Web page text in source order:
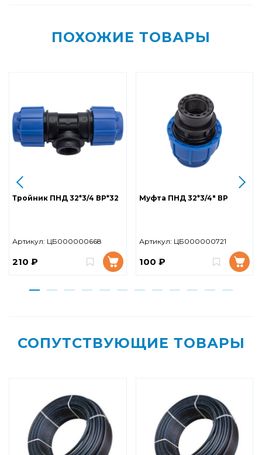
ПОХОЖИЕ ТОВАРЫ
Тройник ПНД 32*3/4 ВР*32
Артикул: ЦБ000000668
210 ₽
Муфта ПНД 32*3/4" ВР
Артикул: ЦБ000000721
100 ₽
СОПУТСТВУЮЩИЕ ТОВАРЫ